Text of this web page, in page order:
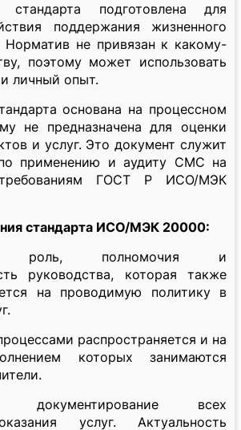
подготовлена для
поддержания жизненного
Норматив не привязан к какому-
поэтому может использовать
личный опыт.
основана на процессном
не предназначена для оценки
и услуг. Это документ служит
применению и аудиту СМС на
требованиям ГОСТ Р ИСО/МЭК
стандарта ИСО/МЭК 20000:
роль, полномочия и
руководства, которая также
на проводимую политику в
распространяется и на
которых занимаются
документирование всех
услуг. Актуальность